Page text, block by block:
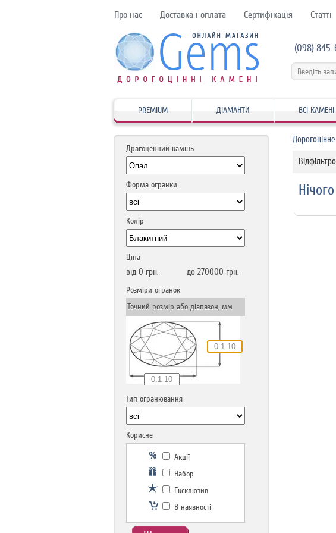
Про нас Доставка і оплата Сертифікація Статті
(098)
PREMIUM ДІАМАНТИ ВСІ КАМЕНІ
Драгоценний камінь
Форма огранки
Колір
Ціна
від 0 грн. до 270000 грн.
Розміри огранок
Точний розмір або діапазон, мм
Тип огранювання
Корисне
Акції
Набор
Ексклюзив
В наявності